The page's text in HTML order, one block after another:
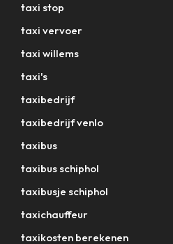
taxi stop
taxi vervoer
taxi willems
taxi's
taxibedrijf
taxibedrijf venlo
taxibus
taxibus schiphol
taxibusje schiphol
taxichauffeur
taxikosten berekenen